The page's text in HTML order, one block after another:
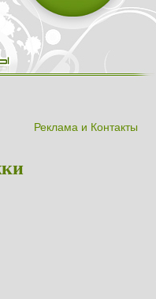
Реклама и Контакты